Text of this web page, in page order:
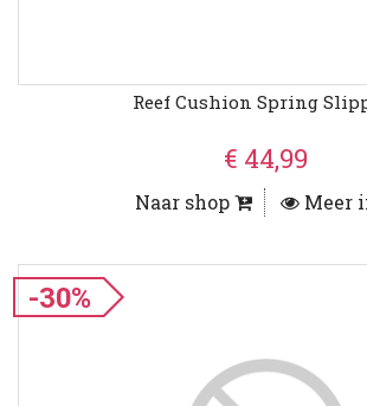
Reef Cushion Spring
€ 44,99
Naar shop Meer
-30%